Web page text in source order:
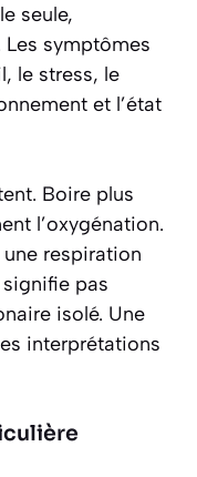
seule,
Les symptômes
le stress, le
et l’état
Boire plus
l’oxygénation.
respiration
pas
isolé. Une
interprétations